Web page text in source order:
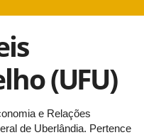
(UFU)
e Relações
de Uberlândia. Pertence